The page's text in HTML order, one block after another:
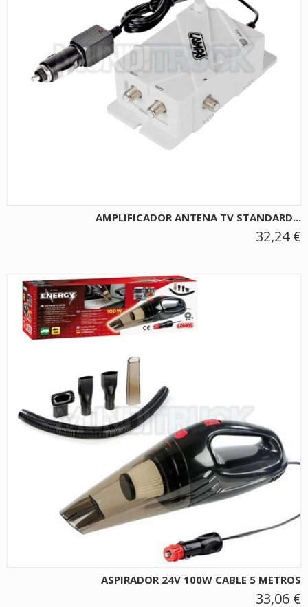
AMPLIFICADOR ANTENA TV STANDARD...
32,24 €
ASPIRADOR 24V 100W CABLE 5 METROS
33,06 €